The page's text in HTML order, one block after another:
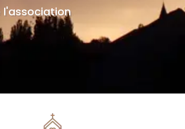
l'association